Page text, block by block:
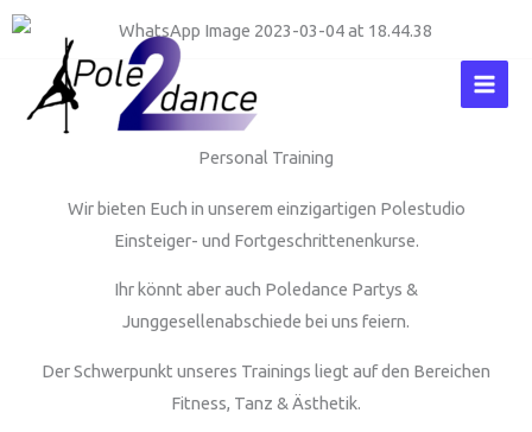
Zum
springen
Personal Training
Wir bieten Euch in unserem einzigartigen Polestudio
Einsteiger- und Fortgeschrittenenkurse.
Ihr könnt aber auch Poledance Partys &
Junggesellenabschiede bei uns feiern.
Der Schwerpunkt unseres Trainings liegt auf den Bereichen
Fitness, Tanz & Ästhetik.